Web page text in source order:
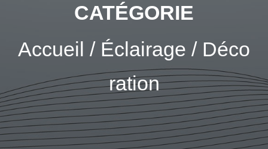
CATÉGORIE
Accueil / Éclairage / Déco
ration